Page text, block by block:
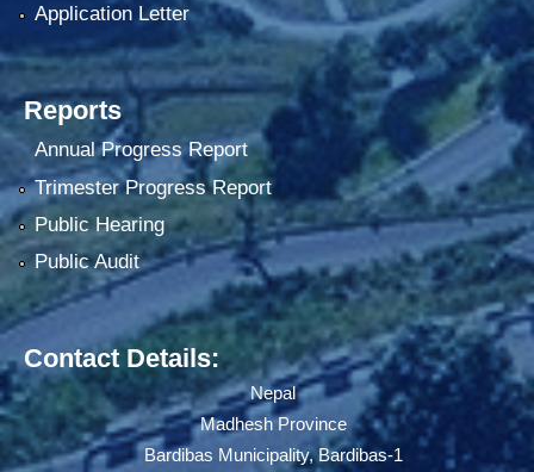
Application Letter
Reports
Annual Progress Report
Trimester Progress Report
Public Hearing
Public Audit
Contact Details:
Nepal
Madhesh Province
Bardibas Municipality, Bardibas-1